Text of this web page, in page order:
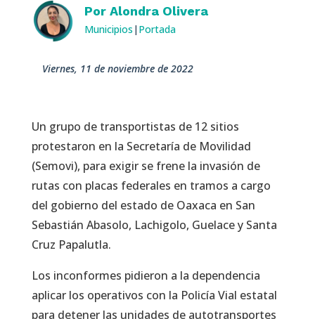
Por Alondra Olivera
Municipios | Portada
viernes, 11 de noviembre de 2022
Un grupo de transportistas de 12 sitios
protestaron en la Secretaría de Movilidad
(Semovi), para exigir se frene la invasión de
rutas con placas federales en tramos a cargo
del gobierno del estado de Oaxaca en San
Sebastián Abasolo, Lachigolo, Guelace y Santa
Cruz Papalutla.
Los inconformes pidieron a la dependencia
aplicar los operativos con la Policía Vial estatal
para detener las unidades de autotransportes